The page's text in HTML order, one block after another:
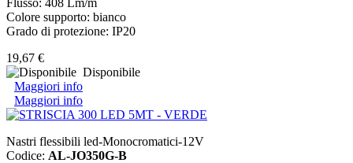
Flusso: 408 Lm/m
Colore supporto: bianco
Grado di protezione: IP20
19,67 €
Disponibile
Maggiori info
Maggiori info
Nastri flessibili led-Monocromatici-12V
Codice: AL-JO350G-B